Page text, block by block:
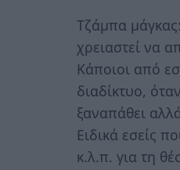
Tζάμπα
χρειαστεί να
Κάποιοι από
διαδίκτυο,
ξαναπάθει
Ειδικά εσείς
κ.λ.π. για τη